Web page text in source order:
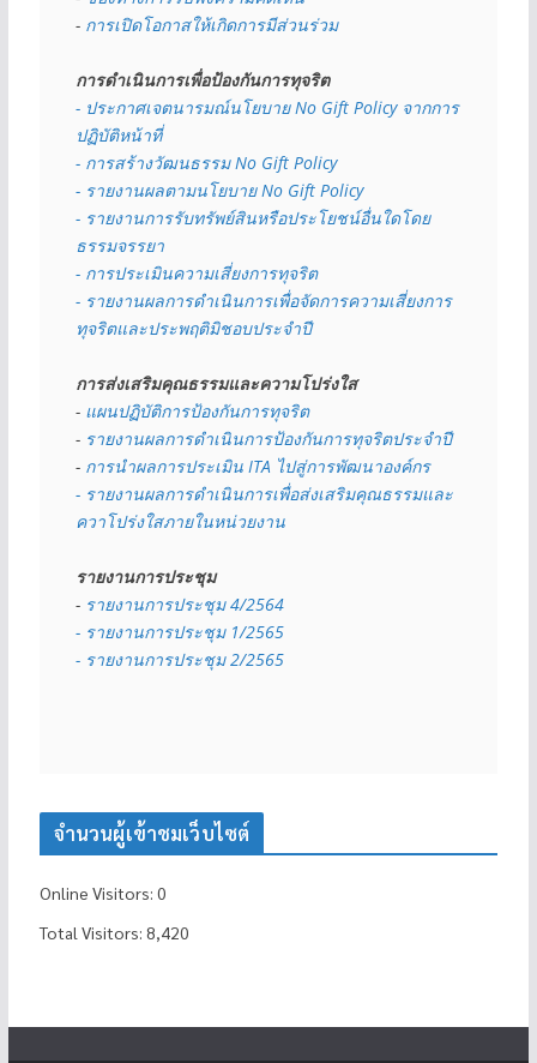
- การเปิดโอกาสให้เกิดการมีส่วนร่วม
การดำเนินการเพื่อป้องกันการทุจริต
- ประกาศเจตนารมณ์นโยบาย No Gift Policy จากการ
ปฏิบัติหน้าที่
- การสร้างวัฒนธรรม No Gift Policy
- รายงานผลตามนโยบาย No Gift Policy
- รายงานการรับทรัพย์สินหรือประโยชน์อื่นใดโดย
ธรรมจรรยา
- การประเมินความเสี่ยงการทุจริต
- รายงานผลการดำเนินการเพื่อจัดการความเสี่ยงการ
ทุจริตและประพฤติมิชอบประจำปี
การส่งเสริมคุณธรรมและความโปร่งใส
- แผนปฏิบัติการป้องกันการทุจริต
- รายงานผลการดำเนินการป้องกันการทุจริตประจำปี
- การนำผลการประเมิน ITA ไปสู่การพัฒนาองค์กร
- รายงานผลการดำเนินการเพื่อส่งเสริมคุณธรรมและ
ควาโปร่งใสภายในหน่วยงาน
รายงานการประชุม
- รายงานการประชุม 4/2564
- รายงานการประชุม 1/2565
- รายงานการประชุม 2/2565
จำนวนผู้เข้าชมเว็บไซต์
Online Visitors: 0
Total Visitors: 8,420